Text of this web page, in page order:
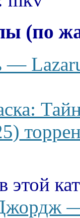
(по
—
этой